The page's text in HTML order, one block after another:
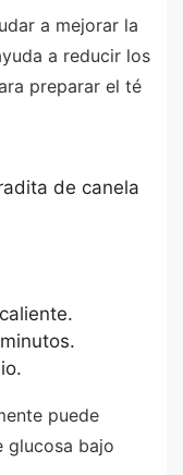
a mejorar la
a reducir los
preparar el té
de canela
puede
glucosa bajo